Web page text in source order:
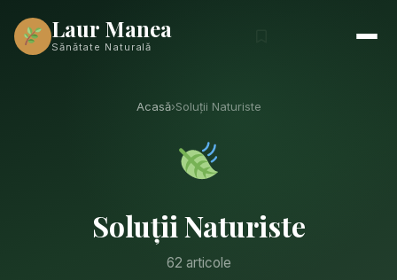
Laur Manea
Sănătate Naturală
Acasă›Soluții Naturiste
Soluții Naturiste
62 articole